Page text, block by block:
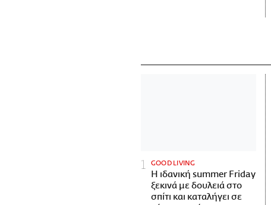
GOOD LIVING
Η ιδανική summer Friday
ξεκινά με δουλειά στο
σπίτι και καταλήγει σε